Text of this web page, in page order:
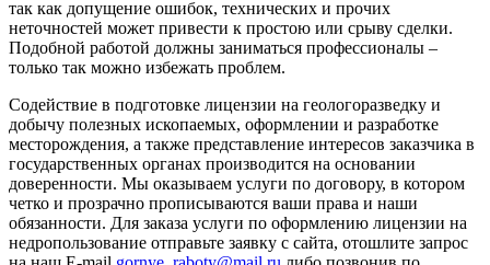
так как допущение ошибок, технических и прочих
неточностей может привести к простою или срыву сделки.
Подобной работой должны заниматься профессионалы –
только так можно избежать проблем.
Содействие в подготовке лицензии на геологоразведку и
добычу полезных ископаемых, оформлении и разработке
месторождения, а также представление интересов заказчика в
государственных органах производится на основании
доверенности. Мы оказываем услуги по договору, в котором
четко и прозрачно прописываются ваши права и наши
обязанности. Для заказа услуги по оформлению лицензии на
недропользование отправьте заявку с сайта, отошлите запрос